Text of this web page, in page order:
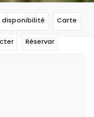
disponibilité Carte
Réservar